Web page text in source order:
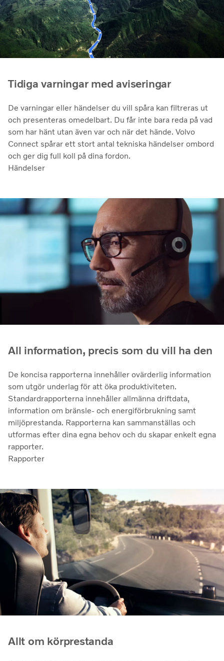
Tidiga varningar med aviseringar
De varningar eller händelser du vill spåra kan filtreras ut
och presenteras omedelbart. Du får inte bara reda på vad
som har hänt utan även var och när det hände. Volvo
Connect spårar ett stort antal tekniska händelser ombord
och ger dig full koll på dina fordon.
Händelser
All information, precis som du vill ha den
De koncisa rapporterna innehåller ovärderlig information
som utgör underlag för att öka produktiviteten.
Standardrapporterna innehåller allmänna driftdata,
information om bränsle- och energiförbrukning samt
miljöprestanda. Rapporterna kan sammanställas och
utformas efter dina egna behov och du skapar enkelt egna
rapporter.
Rapporter
Allt om körprestanda